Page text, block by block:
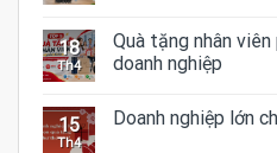
18
Th4
Quà tặng nhân
doanh nghiệp
15
Th4
Doanh nghiệp lớn